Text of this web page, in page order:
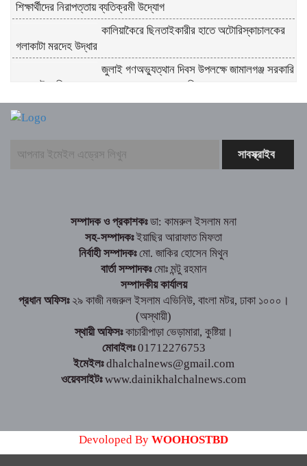
শিক্ষার্থীদের নিরাপত্তায় ব্যতিক্রমী উদ্যোগ
কালিয়াকৈরে ছিনতাইকারীর হাতে অটোরিস্কাচালকের
গলাকাটা মরদেহ উদ্ধার
জুলাই গণঅভ্যুত্থান দিবস উপলক্ষে জামালগঞ্জ সরকারি
মডেল উচ্চ বিদ্যালয়ে আলোচনা সভা ও দোয়া মাহফিল
সীতাকুণ্ডে বিএনপির বর্ণাঢ্য র‍্যালী ও সমাবেশ অনুষ্ঠিত
নওগাঁয় ফল ব্যবসায়ীকে হাতুড়ি-হেলমেট পেটা করে
ক্যাশ বক্সের সাড়ে ৫ লাখ টাকা ছিনতাই, থানায় লিখিত অভিযোগ
সম্পাদক ও প্রকাশকঃডা: কামরুল ইসলাম মনা
সহ-সম্পাদকঃইয়াছির আরাফাত মিফতা
নির্বাহী সম্পাদকঃমো. জাকির হোসেন মিথুন
বার্তা সম্পাদকঃমোঃ মন্টু রহমান
সম্পাদকীয় কার্যালয়
প্রধান অফিসঃ২৯ কাজী নজরুল ইসলাম এভিনিউ, বাংলা মটর, ঢাকা ১০০০।
(অস্থায়ী)
স্থায়ী অফিসঃকাচারীপাড়া ভেড়ামারা, কুষ্টিয়া।
মোবাইলঃ01712276753
ইমেইলঃdhalchalnews@gmail.com
ওয়েবসাইটঃwww.dainikhalchalnews.com
Devoloped By WOOHOSTBD